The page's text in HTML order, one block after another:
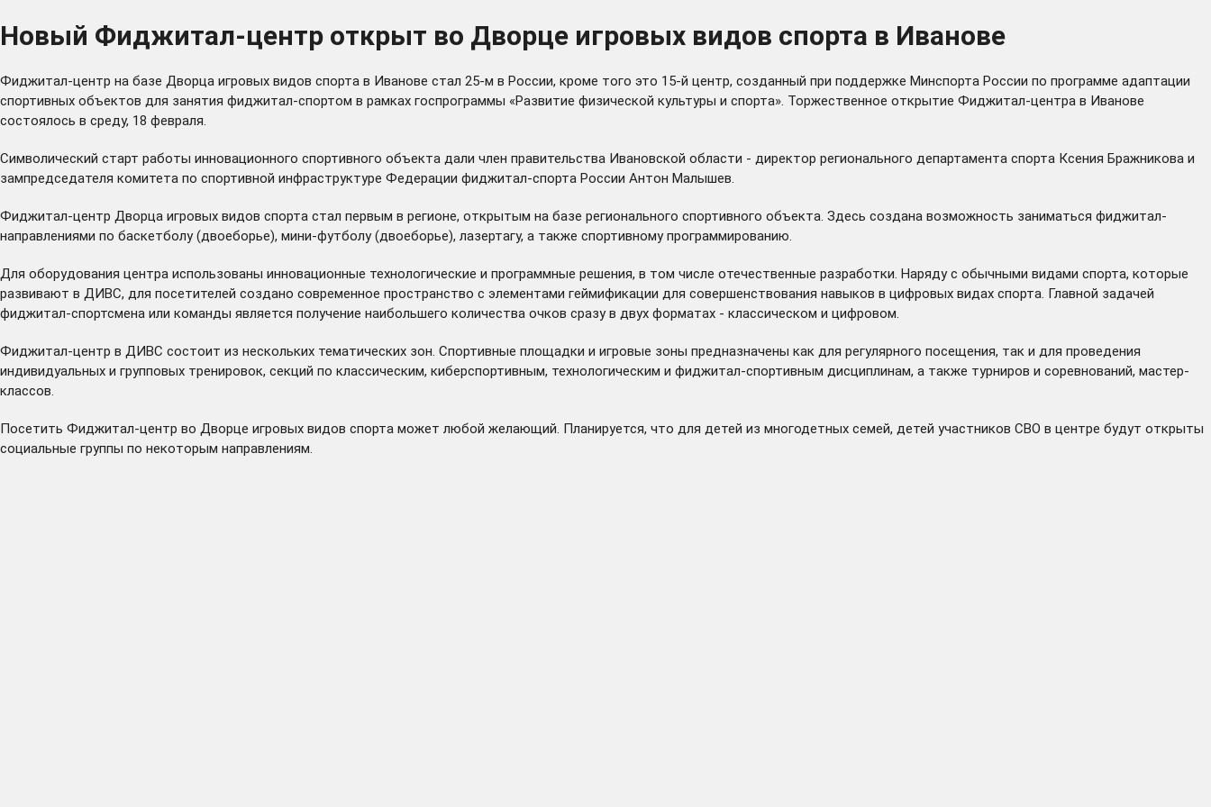
Новый Фиджитал-центр открыт во Дворце игровых видов спорта в Иванове
Фиджитал-центр на базе Дворца игровых видов спорта в Иванове стал 25-м в России, кроме того это 15-й центр, созданный при поддержке Минспорта России по программе адаптации
спортивных объектов для занятия фиджитал-спортом в рамках госпрограммы «Развитие физической культуры и спорта». Торжественное открытие Фиджитал-центра в Иванове
состоялось в среду, 18 февраля.
Символический старт работы инновационного спортивного объекта дали член правительства Ивановской области - директор регионального департамента спорта Ксения Бражникова и
зампредседателя комитета по спортивной инфраструктуре Федерации фиджитал-спорта России Антон Малышев.
Фиджитал-центр Дворца игровых видов спорта стал первым в регионе, открытым на базе регионального спортивного объекта. Здесь создана возможность заниматься фиджитал-
направлениями по баскетболу (двоеборье), мини-футболу (двоеборье), лазертагу, а также спортивному программированию.
Для оборудования центра использованы инновационные технологические и программные решения, в том числе отечественные разработки. Наряду с обычными видами спорта, которые
развивают в ДИВС, для посетителей создано современное пространство с элементами геймификации для совершенствования навыков в цифровых видах спорта. Главной задачей
фиджитал-спортсмена или команды является получение наибольшего количества очков сразу в двух форматах - классическом и цифровом.
Фиджитал-центр в ДИВС состоит из нескольких тематических зон. Спортивные площадки и игровые зоны предназначены как для регулярного посещения, так и для проведения
индивидуальных и групповых тренировок, секций по классическим, киберспортивным, технологическим и фиджитал-спортивным дисциплинам, а также турниров и соревнований, мастер-
классов.
Посетить Фиджитал-центр во Дворце игровых видов спорта может любой желающий. Планируется, что для детей из многодетных семей, детей участников СВО в центре будут открыты
социальные группы по некоторым направлениям.